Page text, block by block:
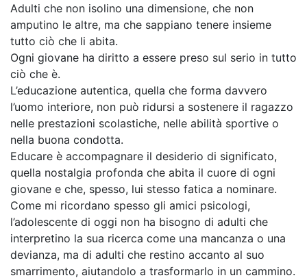
Adulti che non isolino una dimensione, che non
amputino le altre, ma che sappiano tenere insieme
tutto ciò che li abita.
Ogni giovane ha diritto a essere preso sul serio in tutto
ciò che è.
L’educazione autentica, quella che forma davvero
l’uomo interiore, non può ridursi a sostenere il ragazzo
nelle prestazioni scolastiche, nelle abilità sportive o
nella buona condotta.
Educare è accompagnare il desiderio di significato,
quella nostalgia profonda che abita il cuore di ogni
giovane e che, spesso, lui stesso fatica a nominare.
Come mi ricordano spesso gli amici psicologi,
l’adolescente di oggi non ha bisogno di adulti che
interpretino la sua ricerca come una mancanza o una
devianza, ma di adulti che restino accanto al suo
smarrimento, aiutandolo a trasformarlo in un cammino.